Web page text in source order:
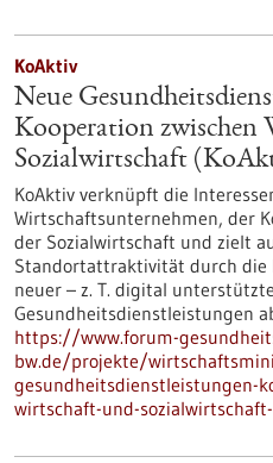
KoAktiv
Neue
Kooperation zwischen
Sozialwirtschaft
KoAktiv verknüpft die
Wirtschaftsunternehmen, der
der Sozialwirtschaft und zielt
Standortattraktivität durch
neuer – z. T. digital
Gesundheitsdienstleistungen
https://www.forum-
bw.de/projekte/
gesundheitsdienstleistungen-
wirtschaft-und-